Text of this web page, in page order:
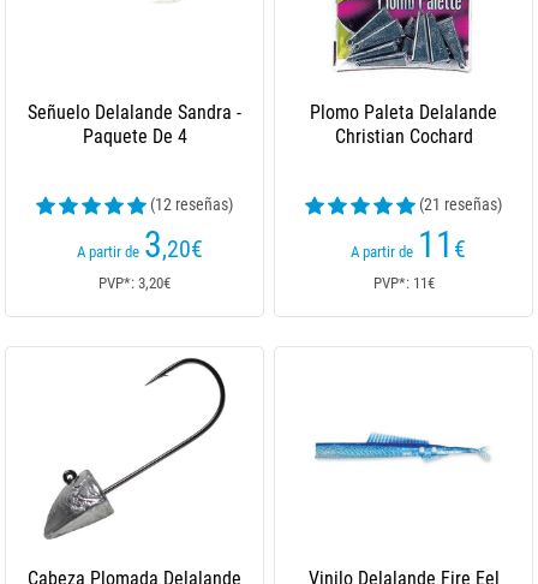
Señuelo Delalande Sandra -
Paquete De 4
(12 reseñas)
A partir de 3,20€
PVP*: 3,20€
Plomo Paleta Delalande
Christian Cochard
(21 reseñas)
A partir de 11 €
PVP*: 11€
Cabeza Plomada Delalande
Vinilo Delalande Fire Eel